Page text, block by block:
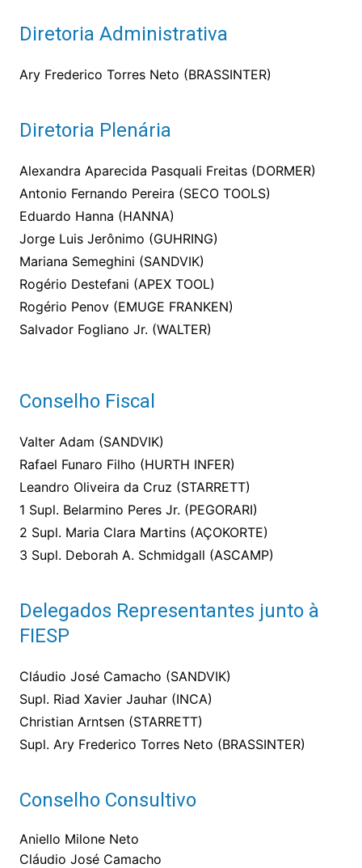
Diretoria Administrativa
Ary Frederico Torres Neto (BRASSINTER)
Diretoria Plenária
Alexandra Aparecida Pasquali Freitas (DORMER)
Antonio Fernando Pereira (SECO TOOLS)
Eduardo Hanna (HANNA)
Jorge Luis Jerônimo (GUHRING)
Mariana Semeghini (SANDVIK)
Rogério Destefani (APEX TOOL)
Rogério Penov (EMUGE FRANKEN)
Salvador Fogliano Jr. (WALTER)
Conselho Fiscal
Valter Adam (SANDVIK)
Rafael Funaro Filho (HURTH INFER)
Leandro Oliveira da Cruz (STARRETT)
1 Supl. Belarmino Peres Jr. (PEGORARI)
2 Supl. Maria Clara Martins (AÇOKORTE)
3 Supl. Deborah A. Schmidgall (ASCAMP)
Delegados Representantes junto à
FIESP
Cláudio José Camacho (SANDVIK)
Supl. Riad Xavier Jauhar (INCA)
Christian Arntsen (STARRETT)
Supl. Ary Frederico Torres Neto (BRASSINTER)
Conselho Consultivo
Aniello Milone Neto
Cláudio José Camacho